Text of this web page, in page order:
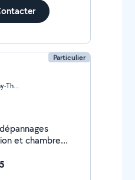
Particulier
Bonneville (Benery-Dessy-Pontchy-Thuet)
et chambre